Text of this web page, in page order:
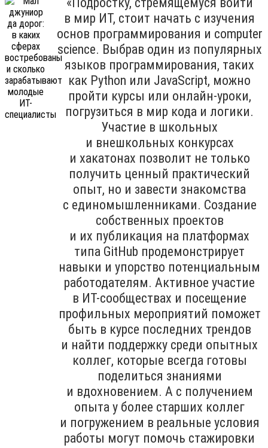
в мир ИТ, стоит начать с изучения
основ программирования и computer
science. Выбрав один из популярных
языков программирования, таких
как Python или JavaScript, можно
пройти курсы или онлайн-уроки,
погрузиться в мир кода и логики.
Участие в школьных
и внешкольных конкурсах
и хакатонах позволит не только
получить ценный практический
опыт, но и завести знакомства
с единомышленниками. Создание
собственных проектов
и их публикация на платформах
типа GitHub продемонстрирует
навыки и упорство потенциальным
работодателям. Активное участие
в ИТ-сообществах и посещение
профильных мероприятий поможет
быть в курсе последних трендов
и найти поддержку среди опытных
коллег, которые всегда готовы
поделиться знаниями
и вдохновением. А с получением
опыта у более старших коллег
и погружением в реальные условия
работы могут помочь стажировки